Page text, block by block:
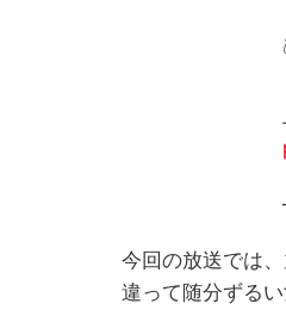
今回の放送では
違って随分ずる